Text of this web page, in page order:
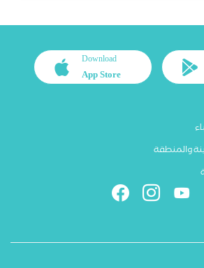
Download
App Store
والمنطقة